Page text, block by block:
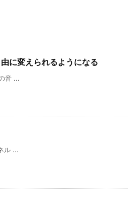
に変えられるようになる
音 ...
ル ...